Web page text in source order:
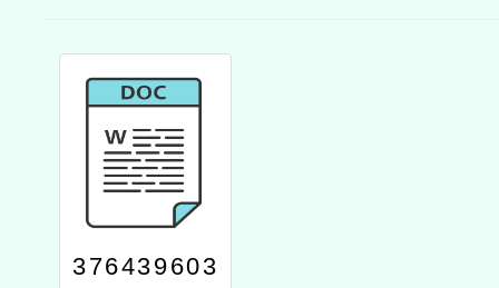
376439603